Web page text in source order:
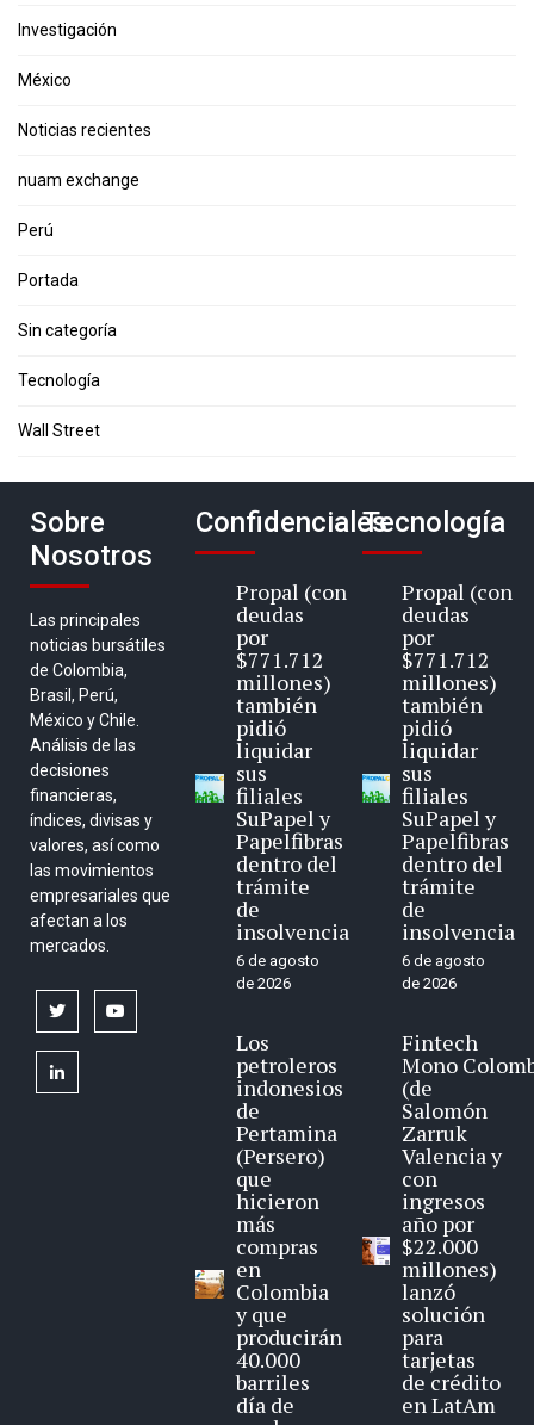
Investigación
México
Noticias recientes
nuam exchange
Perú
Portada
Sin categoría
Tecnología
Wall Street
Sobre
Nosotros
Las principales
noticias bursátiles
de Colombia,
Brasil, Perú,
México y Chile.
Análisis de las
decisiones
financieras,
índices, divisas y
valores, así como
las movimientos
empresariales que
afectan a los
mercados.
twitter
linkedin
Confidenciales
Propal (con
deudas
por
$771.712
millones)
también
pidió
liquidar
sus
filiales
SuPapel y
Papelfibras
dentro del
trámite
de
insolvencia
6 de agosto
de 2026
Los
petroleros
indonesios
de
Pertamina
(Persero)
que
hicieron
más
compras
en
Colombia
y que
producirán
40.000
barriles
día de
Tecnología
Propal (con
deudas
por
$771.712
millones)
también
pidió
liquidar
sus
filiales
SuPapel y
Papelfibras
dentro del
trámite
de
insolvencia
6 de agosto
de 2026
Fintech
Mono
(de
Salomón
Zarruk
Valencia y
con
ingresos
año por
$22.000
millones)
lanzó
solución
para
tarjetas
de crédito
en LatAm